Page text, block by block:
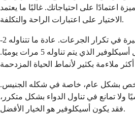
اعتمادًا على احتياجاتك. غالبًا ما يعتمد
الاختيار على اعتبارات الراحة والتكلفة.
يتمتع فالاسيكلوفير بميزة كبيرة في تكرار الجرعات. عادة ما تتناوله 2-
3 مرات يوميًا مقارنة بجدول أسيكلوفير الذي يتم تناوله 5 مرات يوميًا.
بشكل عام، خاصة في شكله الجنيس.
ولا تمانع في تناول الدواء بشكل متكرر،
فقد يكون أسيكلوفير هو الخيار الأفضل.